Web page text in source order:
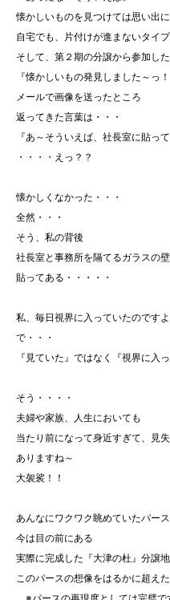
懐かしいものを見つけては思い出
自宅でも、片付けが進まないタイ
そして、第２期の分譲から参加し
『懐かしいもの発見しました～っ
メールで画像を送ったところ
返ってきた言葉は・・・
『あ～そういえば、社長室に貼っ
・・・・えっ？？
懐かしくなかった・・・
全然・・・
そう、私の背後
社長室と事務所を隔てるガラスの壁
貼ってある・・・・・
私、毎日視界に入っていたのです
で・・・
『見ていた』ではなく『視界に入っ
そう・・・・
夫婦や家族、人生においても
当たり前になって身近すぎて、見
ありますね～
大袈裟！！
あんなにワクワク眺めていたパー
今は目の前にある
実際に完成した『大津の杜』分譲
このパースの想像をはるかに超え